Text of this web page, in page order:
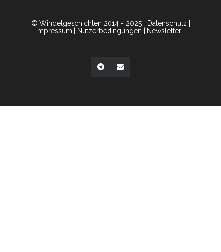
© Windelgeschichten 2014 - 2025 Datenschutz
Impressum
Nutzerbedingungen Newsletter